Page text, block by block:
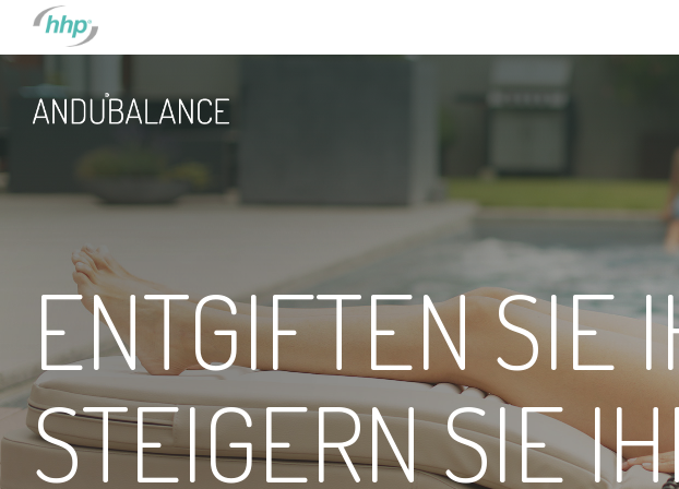
FIND HHP IN YOUR REGION
GLOBAL
HHP International
EUROPE
Belgium
Netherlands
Germany
United
Sweden
ENTGIFTEN SIE
STEIGERN SIE